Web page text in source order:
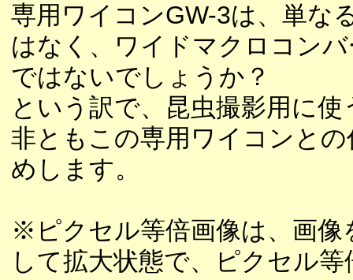
専用ワイコンGW-3は、単な
はなく、ワイドマクロコン
ではないでしょうか？
という訳で、昆虫撮影用に使
非ともこの専用ワイコンと
めします。
※ピクセル等倍画像は、画像
して拡大状態で、ピクセル